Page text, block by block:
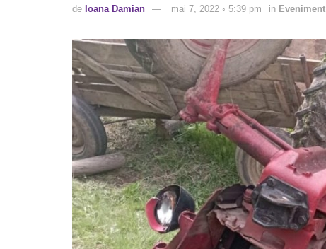
de Ioana Damian mai 7, 2022 ◦ 5:39 pm in Eveniment